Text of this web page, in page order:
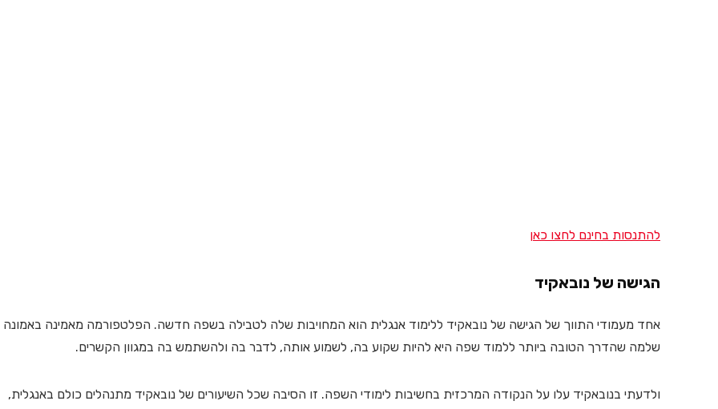
להתנסות בחינם לחצו כאן
הגישה של נובאקיד
אחד מעמודי התווך של הגישה של נובאקיד ללימוד אנגלית הוא המחויבות שלה לטבילה בשפה חדשה. הפלטפורמה מאמינה באמונה
שלמה שהדרך הטובה ביותר ללמוד שפה היא להיות שקוע בה, לשמוע אותה, לדבר בה ולהשתמש בה במגוון הקשרים.
ולדעתי בנובאקיד עלו על הנקודה המרכזית בחשיבות לימודי השפה. זו הסיבה שכל השיעורים של נובאקיד מתנהלים כולם באנגלית,